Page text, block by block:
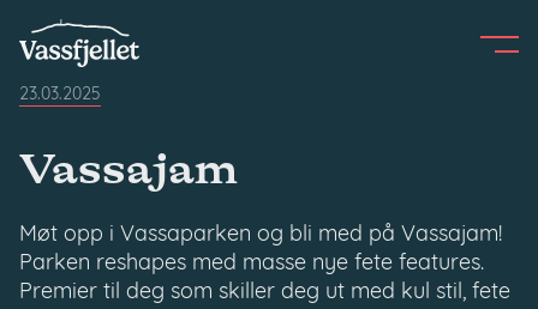
23.03.2025
Vassajam
Møt opp i Vassaparken og bli med på Vassajam!
Parken reshapes med masse nye fete features.
Premier til deg som skiller deg ut med kul stil, fete